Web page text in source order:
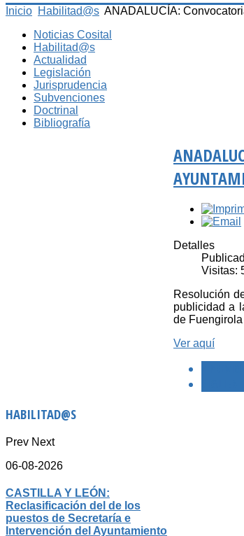
Inicio Habilitad@s ANADALUCÍA:
Noticias Cosital
Habilitad@s
Actualidad
Legislación
Jurisprudencia
Subvenciones
Doctrinal
Bibliografía
Detalles
Visitas:
Resolución
publicidad a
de
Ver aquí
HABILITAD@S
Prev Next
06-08-2026
CASTILLA Y LEÓN:
Reclasificación del de los
puestos de Secretaría e
Intervención del Ayuntamiento